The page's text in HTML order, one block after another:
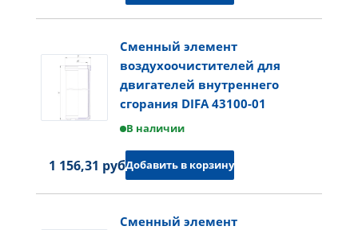
Сменный элемент
воздухоочистителей для
двигателей внутреннего
сгорания DIFA 43100-01
В наличии
1 156,31 руб.Добавить в корзину
Сменный элемент